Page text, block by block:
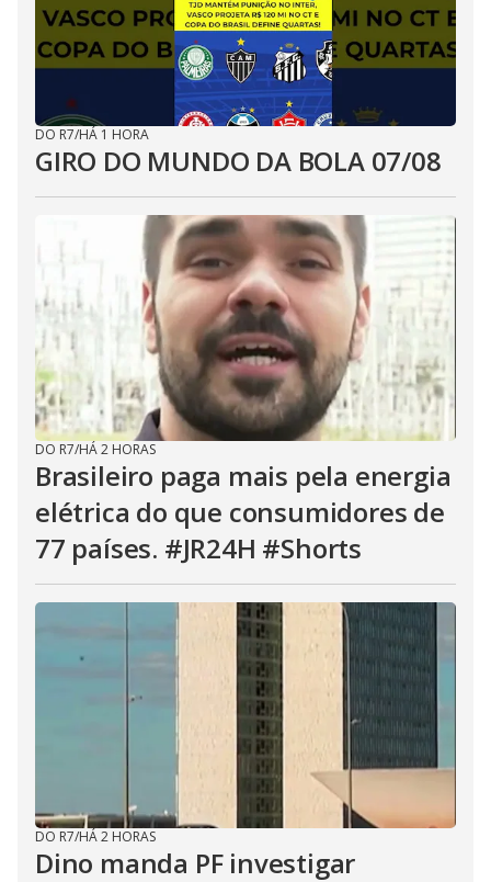
DO R7/HÁ 1 HORA
GIRO DO MUNDO DA BOLA 07/08
DO R7/HÁ 2 HORAS
Brasileiro paga mais pela energia
elétrica do que consumidores de
77 países. #JR24H #Shorts
DO R7/HÁ 2 HORAS
Dino manda PF investigar